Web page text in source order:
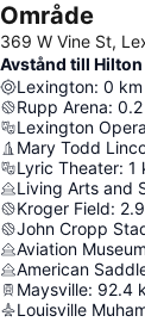
Område
369 W Vine St,
Avstånd till
Lexington: 0 km
Rupp Arena: 0.2
Lexington
Mary Todd
Lyric Theater: 1
Living Arts and
Kroger Field: 2.9
John Cropp
Aviation
American
Maysville: 92.4
Louisville